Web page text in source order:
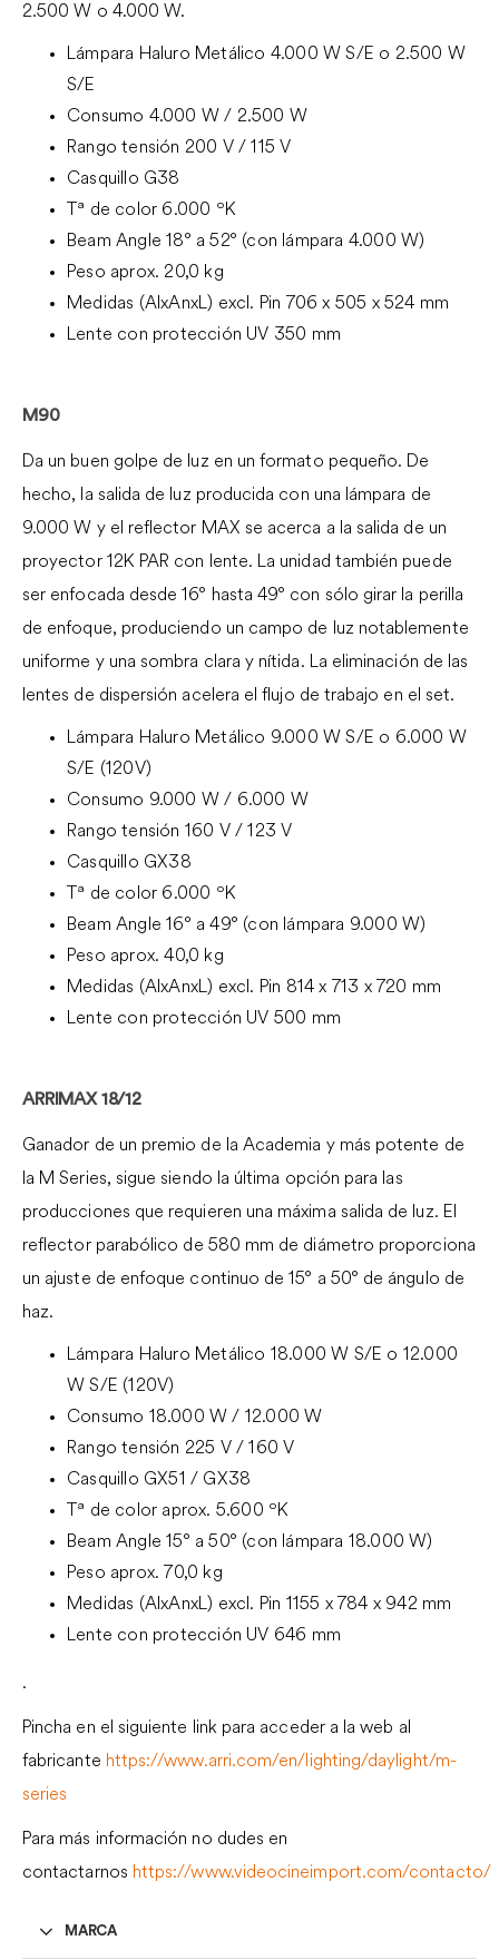
2.500 W o 4.000 W.
Lámpara Haluro Metálico 4.000 W S/E o 2.500 W
S/E
Consumo 4.000 W / 2.500 W
Rango tensión 200 V / 115 V
Casquillo G38
Tª de color 6.000 ºK
Beam Angle 18° a 52° (con lámpara 4.000 W)
Peso aprox. 20,0 kg
Medidas (AlxAnxL) excl. Pin 706 x 505 x 524 mm
Lente con protección UV 350 mm
M90
Da un buen golpe de luz en un formato pequeño. De
hecho, la salida de luz producida con una lámpara de
9.000 W y el reflector MAX se acerca a la salida de un
proyector 12K PAR con lente. La unidad también puede
ser enfocada desde 16° hasta 49° con sólo girar la perilla
de enfoque, produciendo un campo de luz notablemente
uniforme y una sombra clara y nítida. La eliminación de las
lentes de dispersión acelera el flujo de trabajo en el set.
Lámpara Haluro Metálico 9.000 W S/E o 6.000 W
S/E (120V)
Consumo 9.000 W / 6.000 W
Rango tensión 160 V / 123 V
Casquillo GX38
Tª de color 6.000 ºK
Beam Angle 16° a 49° (con lámpara 9.000 W)
Peso aprox. 40,0 kg
Medidas (AlxAnxL) excl. Pin 814 x 713 x 720 mm
Lente con protección UV 500 mm
ARRIMAX 18/12
Ganador de un premio de la Academia y más potente de
la M Series, sigue siendo la última opción para las
producciones que requieren una máxima salida de luz. El
reflector parabólico de 580 mm de diámetro proporciona
un ajuste de enfoque continuo de 15° a 50° de ángulo de
haz.
Lámpara Haluro Metálico 18.000 W S/E o 12.000
W S/E (120V)
Consumo 18.000 W / 12.000 W
Rango tensión 225 V / 160 V
Casquillo GX51 / GX38
Tª de color aprox. 5.600 ºK
Beam Angle 15° a 50° (con lámpara 18.000 W)
Peso aprox. 70,0 kg
Medidas (AlxAnxL) excl. Pin 1155 x 784 x 942 mm
Lente con protección UV 646 mm
.
Pincha en el siguiente link para acceder a la web al
fabricante https://www.arri.com/en/lighting/daylight/m-
series
Para más información no dudes en
contactarnos https://www.videocineimport.com/contacto/
MARCA